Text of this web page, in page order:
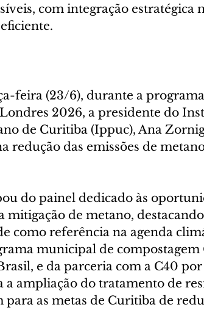
com integração estratégica
feira (23/6), durante a
2026, a presidente do
de Curitiba (Ippuc), Ana
redução das emissões de
do painel dedicado às
mitigação de metano,
como referência na agenda
municipal de
e da parceria com a C40
ampliação do tratamento de
as metas de Curitiba de